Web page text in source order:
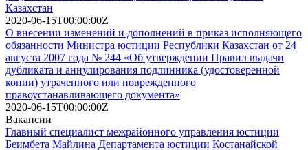
Казахстан
2020-06-15T00:00:00Z
О внесении изменений и дополнений в приказ исполняющего
обязанности Министра юстиции Республики Казахстан от 24
августа 2007 года № 244 «Об утверждении Правил выдачи
дубликата и аннулирования подлинника (удостоверенной
копии) утраченного или поврежденного
правоустанавливающего документа»
2020-06-15T00:00:00Z
Вакансии
Главный специалист межрайонного управления юстиции
Беимбета Майлина Департамента юстиции Костанайской